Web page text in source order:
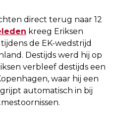
direct terug naar 12
kreeg Eriksen
de EK-wedstrijd
Destijds werd hij op
verbleef destijds een
waar hij een
automatisch in bij